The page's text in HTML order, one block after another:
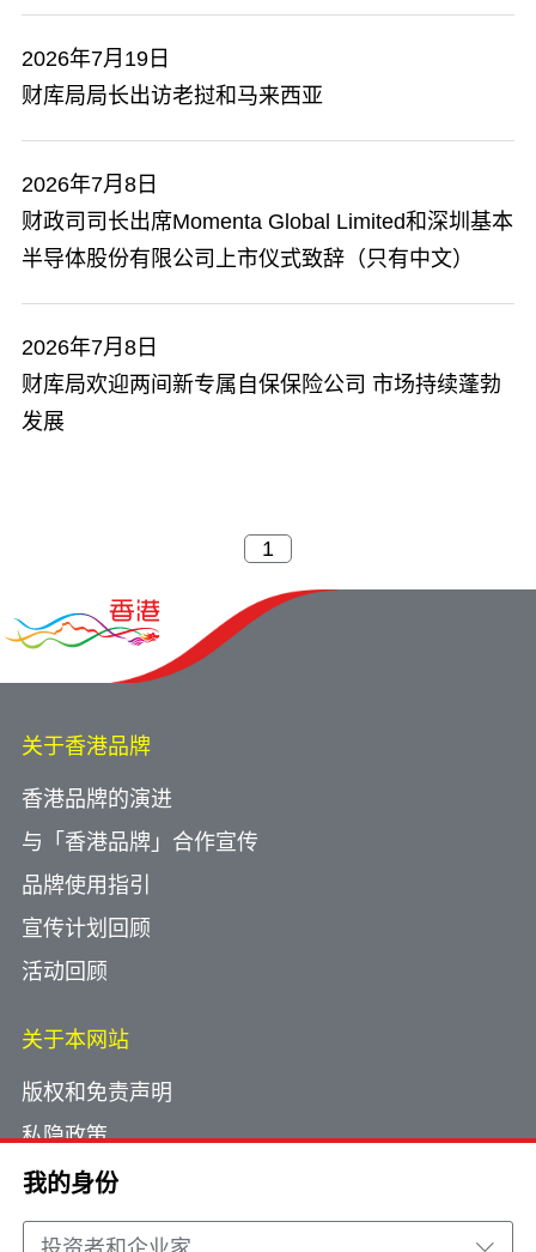
我的身份
2026年7月19日
财库局局长出访老挝和马来西亚
2026年7月8日
财政司司长出席Momenta Global Limited和深圳基本
半导体股份有限公司上市仪式致辞（只有中文）
2026年7月8日
财库局欢迎两间新专属自保保险公司 市场持续蓬勃
发展
关于香港品牌
香港品牌的演进
与「香港品牌」合作宣传
品牌使用指引
宣传计划回顾
活动回顾
关于本网站
版权和免责声明
私隐政策
使用小型文字档案
网页指南